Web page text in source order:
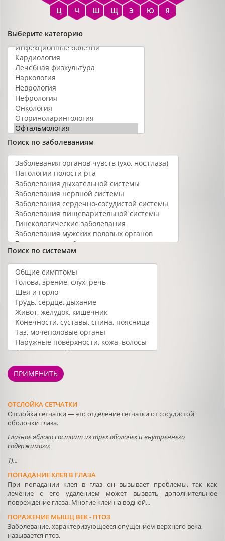
Ц
Ч Ш Щ Э Ю Я
Выберите категорию
Поиск по заболеваниям
Поиск по системам
ПРИМЕНИТЬ
ОТСЛОЙКА СЕТЧАТКИ
Отслойка сетчатки — это отделение сетчатки от сосудистой
оболочки глаза.
Глазное яблоко состоит из трех оболочек и внутреннего
содержимого:
1)...
ПОПАДАНИЕ КЛЕЯ В ГЛАЗА
При попадании клея в глаз он вызывает проблемы, так как
лечение с его удалением может вызвать дополнительное
повреждение глаза. Многие клеи на водной...
ПОРАЖЕНИЕ МЫШЦ ВЕК - ПТОЗ
Заболевание, характеризующееся опущением верхнего века,
называется птоз.